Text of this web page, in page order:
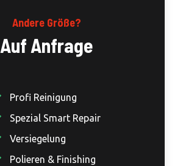
Andere Größe?
Auf Anfrage
Profi Reinigung
Spezial Smart Repair
Versiegelung
Polieren & Finishing